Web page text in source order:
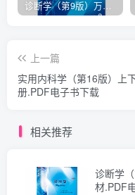
诊断学（第9版）万学红主编_人卫版教材.PDF电子书下载
上一篇
实用内科学（第16版）上
册.PDF电子书下载
相关推荐
诊断学
材.PDF